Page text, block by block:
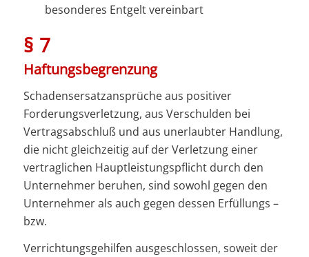
besonderes Entgelt vereinbart
§ 7
Haftungsbegrenzung
Schadensersatzansprüche aus positiver
Forderungsverletzung, aus Verschulden bei
Vertragsabschluß und aus unerlaubter Handlung,
die nicht gleichzeitig auf der Verletzung einer
vertraglichen Hauptleistungspflicht durch den
Unternehmer beruhen, sind sowohl gegen den
Unternehmer als auch gegen dessen Erfüllungs –
bzw.
Verrichtungsgehilfen ausgeschlossen, soweit der